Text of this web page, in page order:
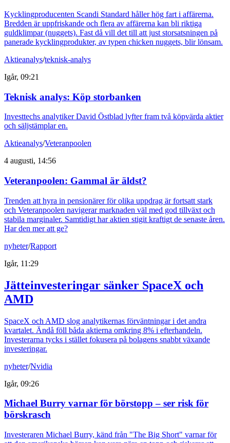
Kycklingproducenten Scandi Standard håller hög fart i affärerna.
Bredden är uppfriskande och flera av affärerna kan bli riktiga
guldklimpar (nuggets). Fast då vill det till att just storsatsningen på
panerade kycklingprodukter, av typen chicken nuggets, blir lönsam.
Aktieanalys/teknisk-analys
Igår, 09:21
Teknisk analys: Köp storbanken
Investtechs analytiker David Östblad lyfter fram två köpvärda aktier
och säljstämplar en.
Aktieanalys/Veteranpoolen
4 augusti, 14:56
Veteranpoolen: Gammal är äldst?
Trenden att hyra in pensionärer för olika uppdrag är fortsatt stark
och Veteranpoolen navigerar marknaden väl med god tillväxt och
stabila marginaler. Samtidigt har aktien stigit kraftigt de senaste åren.
Har den mer att ge?
nyheter/Rapport
Igår, 11:29
Jätteinvesteringar sänker SpaceX och
AMD
SpaceX och AMD slog analytikernas förväntningar i det andra
kvartalet. Ändå föll båda aktierna omkring 8% i efterhandeln.
Investerarna tycks i stället fokusera på bolagens snabbt växande
investeringar.
nyheter/Nvidia
Igår, 09:26
Michael Burry varnar för börstopp – ser risk för
börskrasch
Investeraren Michael Burry, känd från "The Big Short" varnar för